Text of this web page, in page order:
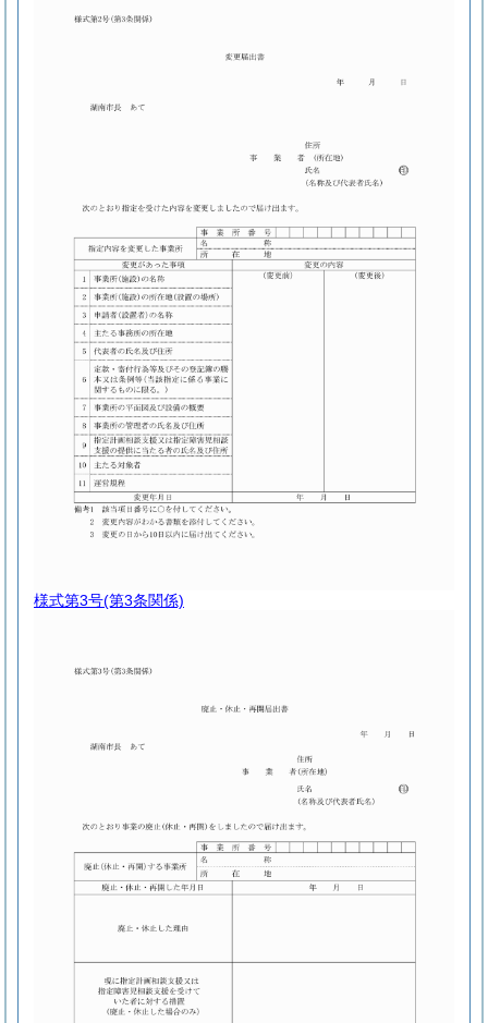
様式第3号(第3条関係)